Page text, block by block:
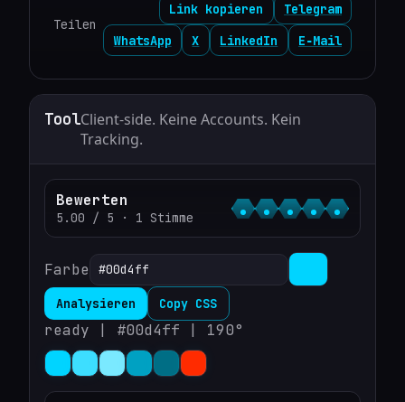
Teilen
Link kopieren
Telegram
WhatsApp
X LinkedIn E‑Mail
ToolClient‑side. Keine Accounts. Kein
Tracking.
Bewerten
5.00 / 5 · 1 Stimme
Farbe
Analysieren Copy CSS
ready | #00d4ff | 190°